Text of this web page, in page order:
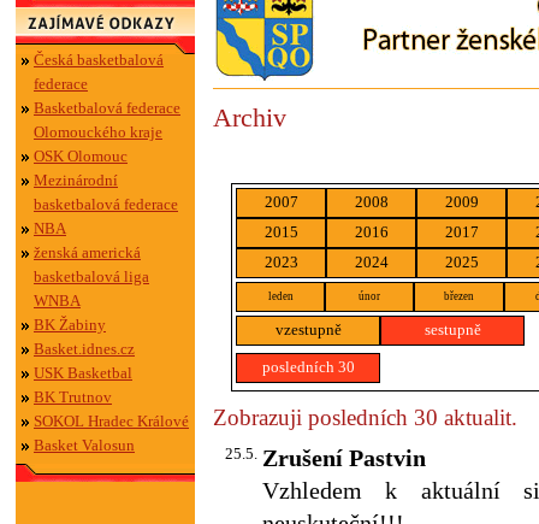
Česká basketbalová
federace
Basketbalová federace
Olomouckého kraje
OSK Olomouc
Mezinárodní
basketbalová federace
NBA
ženská americká
basketbalová liga
WNBA
BK Žabiny
Basket.idnes.cz
USK Basketbal
BK Trutnov
SOKOL Hradec Králové
Basket Valosun
Archiv
2007 2008 2009
2015
2016 2017
2023
2024 2025
leden únor březen
vzestupně sestupně
posledních 30
Zobrazuji posledních 30 aktualit.
25.5. Zrušení Pastvin
Vzhledem k aktuální